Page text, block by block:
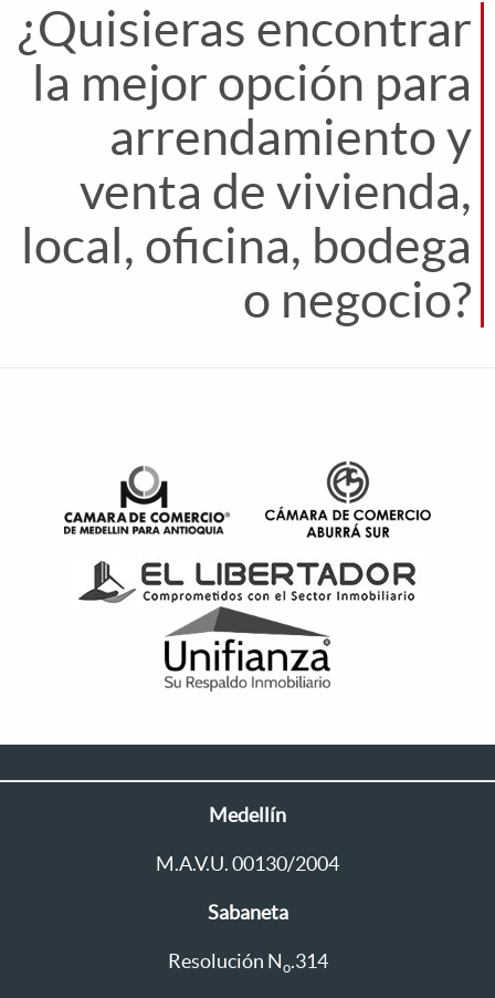
¿Quisieras encontrar
la mejor opción para
arrendamiento y
venta de vivienda,
local, oficina, bodega
o negocio?
Medellín
M.A.V.U. 00130/2004
Sabaneta
Resolución N o.314